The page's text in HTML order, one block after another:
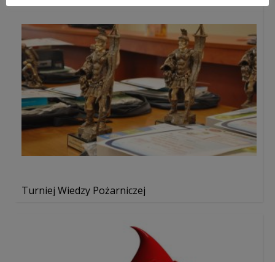
Turniej Wiedzy Pożarniczej